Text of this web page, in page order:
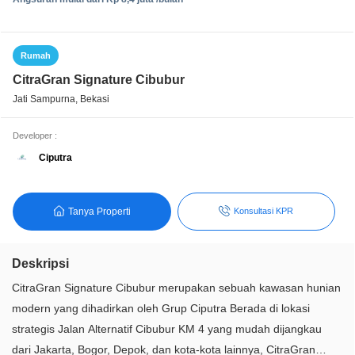
Rumah
CitraGran Signature Cibubur
Jati Sampurna, Bekasi
Developer :
Ciputra
Tanya Properti Konsultasi KPR
Deskripsi
CitraGran Signature Cibubur merupakan sebuah kawasan hunian
modern yang dihadirkan oleh Grup Ciputra Berada di lokasi
strategis Jalan Alternatif Cibubur KM 4 yang mudah dijangkau
dari Jakarta, Bogor, Depok, dan kota-kota lainnya, CitraGran